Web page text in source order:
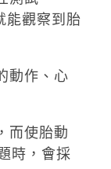
能觀察到胎
動作、心
而使胎動
時，會採